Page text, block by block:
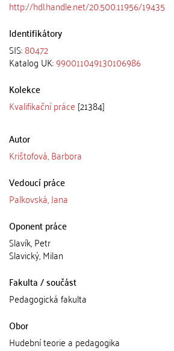
http://hdl.handle.net/20.500.11956/19435
Identifikátory
SIS:80472
Katalog UK:990011049130106986
Kolekce
Kvalifikační práce [21384]
Autor
Krištofová, Barbora
Vedoucí práce
Palkovská, Jana
Oponent práce
Slavík, Petr
Slavický, Milan
Fakulta / součást
Pedagogická fakulta
Obor
Hudební teorie a pedagogika